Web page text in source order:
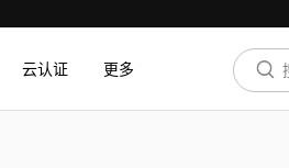
云认证 更多